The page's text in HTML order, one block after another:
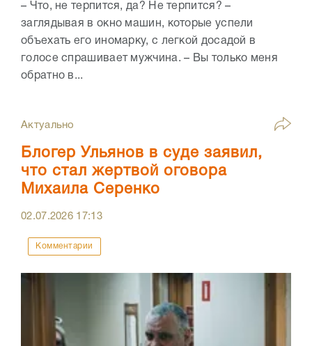
– Что, не терпится, да? Не терпится? –
заглядывая в окно машин, которые успели
объехать его иномарку, с легкой досадой в
голосе спрашивает мужчина. – Вы только меня
обратно в...
Актуально
Блогер Ульянов в суде заявил,
что стал жертвой оговора
Михаила Серенко
02.07.2026 17:13
Комментарии